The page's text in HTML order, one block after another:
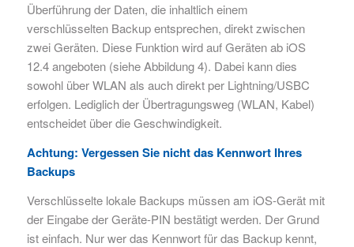
Überführung der Daten, die inhaltlich einem
verschlüsselten Backup entsprechen, direkt zwischen
zwei Geräten. Diese Funktion wird auf Geräten ab iOS
12.4 angeboten (siehe Abbildung 4). Dabei kann dies
sowohl über WLAN als auch direkt per Lightning/USBC
erfolgen. Lediglich der Übertragungsweg (WLAN, Kabel)
entscheidet über die Geschwindigkeit.
Achtung: Vergessen Sie nicht das Kennwort Ihres
Backups
Verschlüsselte lokale Backups müssen am iOS-Gerät mit
der Eingabe der Geräte-PIN bestätigt werden. Der Grund
ist einfach. Nur wer das Kennwort für das Backup kennt,